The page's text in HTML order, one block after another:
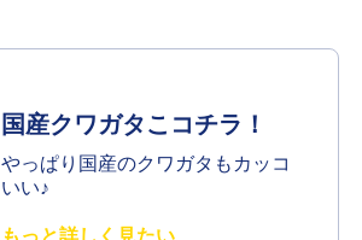
国産クワガタこコチラ！
やっぱり国産のクワガタもカッコ
いい♪